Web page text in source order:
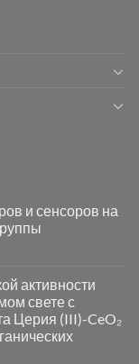
и сенсоров на
активности
свете с
Церия (III)-CeO₂